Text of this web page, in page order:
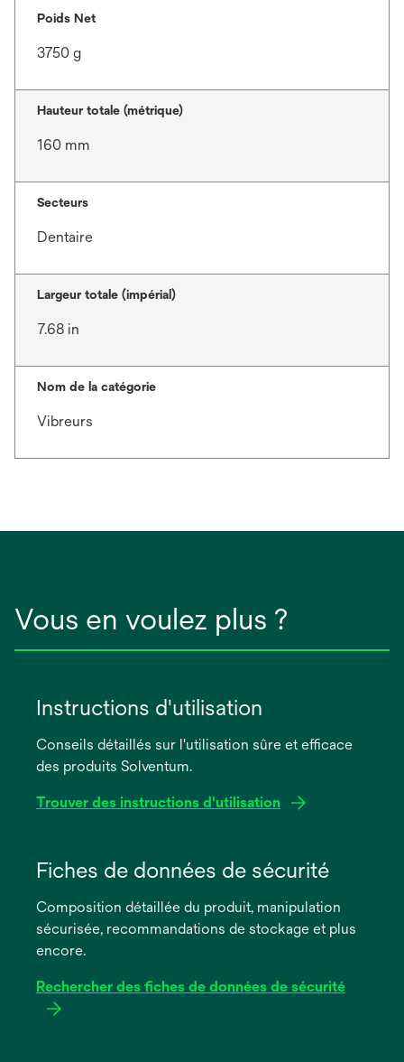
Poids Net
3750 g
Hauteur totale (métrique)
160 mm
Secteurs
Dentaire
Largeur totale (impérial)
7.68 in
Nom de la catégorie
Vibreurs
Vous en voulez plus ?
Instructions d'utilisation
Conseils détaillés sur l'utilisation sûre et efficace
des produits Solventum.
Trouver des instructions d'utilisation
dans
nouvel
onglet
Fiches de données de sécurité
Composition détaillée du produit, manipulation
sécurisée, recommandations de stockage et plus
encore.
Rechercher des fiches de données de sécurité